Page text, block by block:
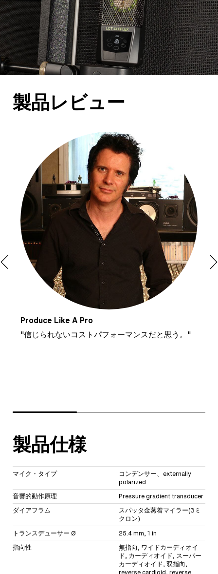
製品レビュー
Produce Like A Pro
"信じられないコストパフォーマンスだと思う。"
製品仕様
マイク・タイプ
コンデンサー、externally
polarized
音響的動作原理
Pressure gradient transducer
ダイアフラム
スパッタ金蒸着マイラー(3ミ
クロン)
トランスデューサー Ø
25.4 mm, 1 in
指向性
無指向, ワイドカーディオイ
ド, カーディオイド, スーパー
カーディオイド, 双指向,